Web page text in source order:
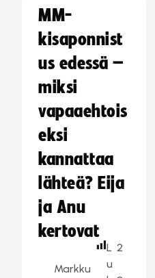
MM-
kisaponnist
us edessä –
miksi
vapaaehtois
eksi
kannattaa
lähteä? Eija
ja Anu
kertovat
Markku
L
u
2